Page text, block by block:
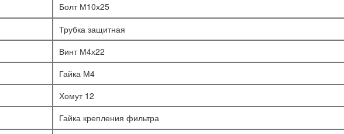
Болт М10х25
Трубка защитная
Винт М4х22
Гайка М4
Хомут 12
Гайка крепления фильтра